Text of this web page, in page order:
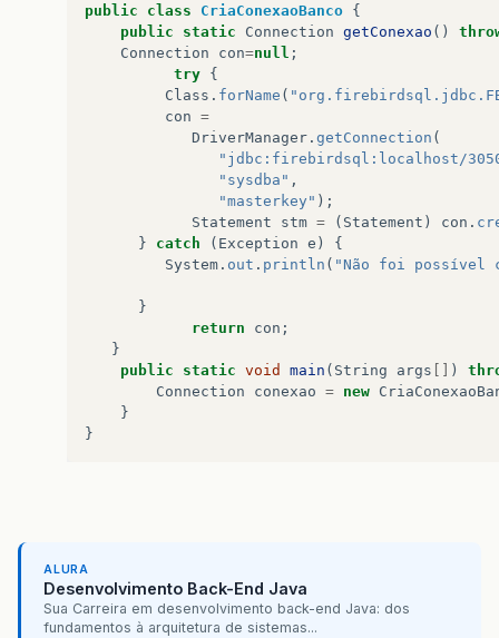
public
class CriaConexaoBanco {
public
static Connection getConexao ()
Connection
con=null ;
try {
Class . forName (
con =
DriverManager . getConnection (
"jdbc:firebirdsql:localhost/
"sysdba" ,
"masterkey" );
Statement
stm = ( Statement ) con .
}
catch ( Exception e )
{
System . out . println ( "Não foi possível
}
return
con ;
}
public
static void main ( String args )
Connection
conexao = new
}
}
ALURA
Desenvolvimento Back-End Java
Sua Carreira em desenvolvimento back-end Java: dos
fundamentos à arquitetura de sistemas...